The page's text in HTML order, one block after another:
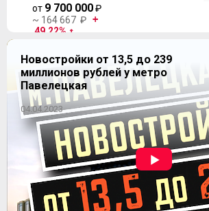
от 9 700 000₽
~ 164 667 ₽
49.22%
ЖК "Отрадный"
Новостройки от 13,5 до 239
миллионов рублей у метро
Павелецкая
04.04.2023